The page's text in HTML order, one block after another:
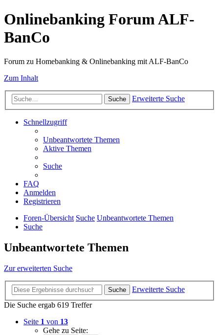
Onlinebanking Forum ALF-
BanCo
Forum zu Homebanking & Onlinebanking mit ALF-BanCo
Zum Inhalt
Suche Erweiterte Suche
Schnellzugriff
Unbeantwortete Themen
Aktive Themen
Suche
FAQ
Anmelden
Registrieren
Foren-Übersicht Suche Unbeantwortete Themen
Suche
Unbeantwortete Themen
Zur erweiterten Suche
Suche
Erweiterte Suche
Die Suche ergab 619 Treffer
Seite 1 von 13
Gehe zu Seite: